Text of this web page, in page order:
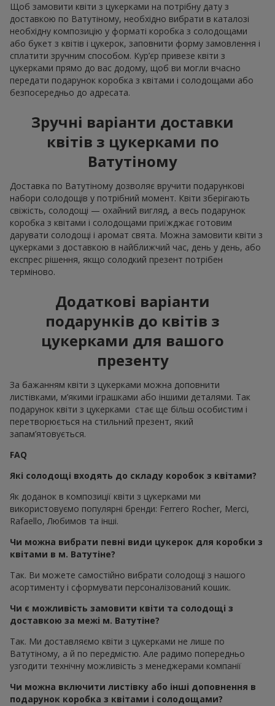
Щоб замовити квіти з цукерками на потрібну дату з
доставкою по Ватутіному, необхідно вибрати в каталозі
необхідну композицію у форматі коробка з солодощами
або букет з квітів і цукерок, заповнити форму замовлення і
сплатити зручним способом. Кур’єр привезе квіти з
цукерками прямо до вас додому, щоб ви могли вчасно
передати подарунок коробка з квітами і солодощами або
безпосередньо до адресата.
Зручні варіанти доставки
квітів з цукерками по
Ватутіному
Доставка по Ватутіному дозволяє вручити подарункові
набори солодощів у потрібний момент. Квіти зберігають
свіжість, солодощі — охайний вигляд, а весь подарунок
коробка з квітами і солодощами приїжджає готовим
дарувати солодощі і аромат свята. Можна замовити квіти з
цукерками з доставкою в найближчий час, день у день, або
експрес рішення, якщо солодкий презент потрібен
терміново.
Додаткові варіанти
подарунків до квітів з
цукерками для вашого
презенту
За бажанням квіти з цукерками можна доповнити
листівками, м’якими іграшками або іншими деталями. Так
подарунок квіти з цукерками стає ще більш особистим і
перетворюється на стильний презент, який
запам’ятовується.
FAQ
Які солодощі входять до складу коробок з квітами?
Як доданок в композиції квіти з цукерками ми
використовуємо популярні бренди: Ferrero Rocher, Merci,
Rafaello, Любимов та інші.
Чи можна вибрати певні види цукерок для коробки з
квітами в м. Ватутіне?
Так. Ви можете самостійно вибрати солодощі з нашого
асортименту і сформувати персоналізований кошик.
Чи є можливість замовити квіти та солодощі з
доставкою за межі м. Ватутіне?
Так. Ми доставляємо квіти з цукерками не лише по
Ватутіному, а й по передмістю. Але радимо попередньо
узгодити технічну можливість з менеджерами компанії
Чи можна включити листівку або інші доповнення в
подарунок коробка з квітами і солодощами?